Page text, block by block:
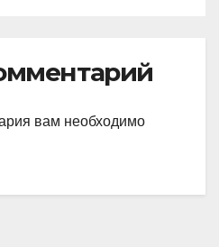
вам необходимо